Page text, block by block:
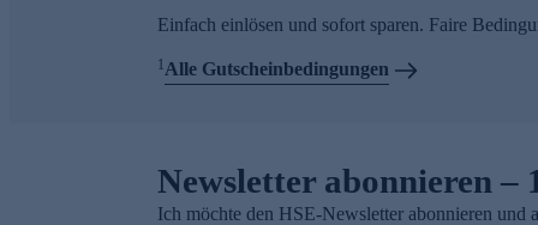
Einfach einlösen und sofort sparen. Faire
1Alle Gutscheinbedingungen
Newsletter abonnieren –
Ich möchte den HSE-Newsletter abonnieren und